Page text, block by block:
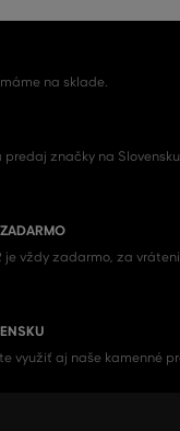
na sklade.
značky na
je vždy zadarmo, za
využiť aj naše kamenné